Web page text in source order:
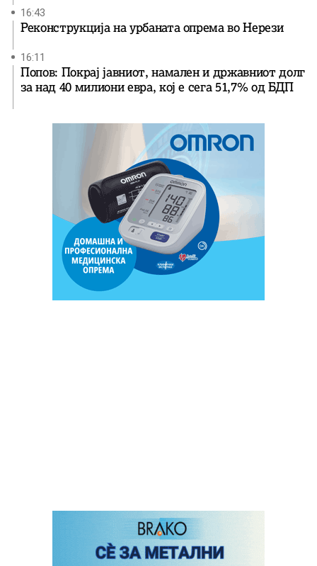
16:43
Реконструкција на урбаната опрема во Нерези
16:11
Попов: Покрај јавниот, намален и државниот долг
за над 40 милиони евра, кој e сега 51,7% од БДП